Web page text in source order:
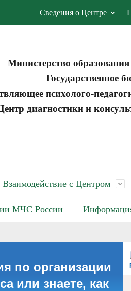
Сведения о Центре
Министерство
Государственное
психолого-
диагностики и
Взаимодействие с Центром
МЧС России
по организации
или знаете, как